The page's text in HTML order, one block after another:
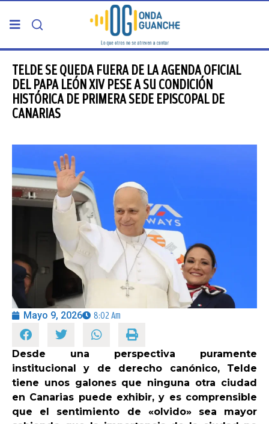
PORTADA
TELDE
CANARIAS
5ª COLUMNA
CARTAS DEL DIRECTOR
ENTREVISTAS
OPINIÓN
PROGRAMAS
TELDE SE QUEDA FUERA DE LA AGENDA OFICIAL
DEL PAPA LEÓN XIV PESE A SU CONDICIÓN
HISTÓRICA DE PRIMERA SEDE EPISCOPAL DE
CANARIAS
Mayo 9, 2026 8:02 Am
Desde una perspectiva puramente
institucional y de derecho canónico, Telde
tiene unos galones que ninguna otra ciudad
en Canarias puede exhibir, y es comprensible
que el sentimiento de «olvido» sea mayor